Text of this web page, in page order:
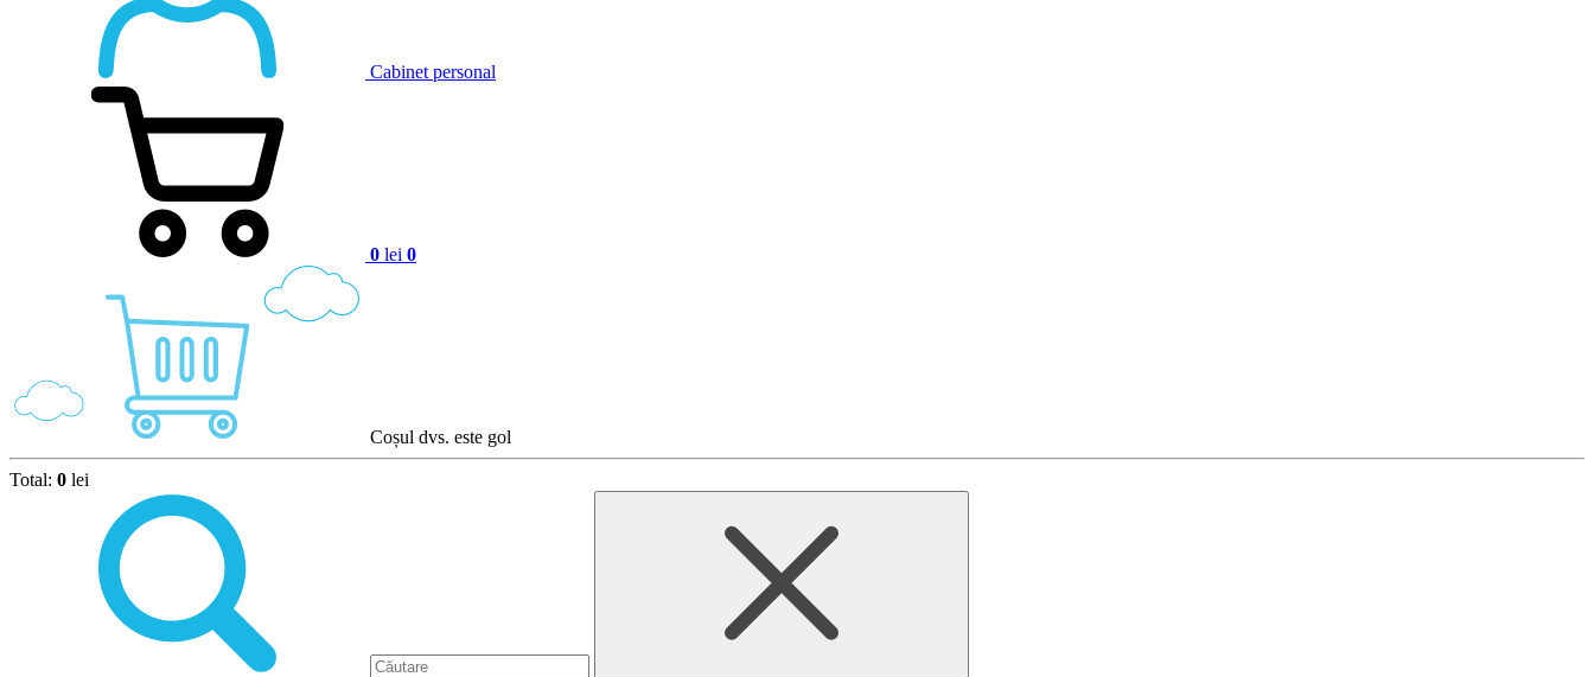
Cabinet personal
0 lei 0
Coșul dvs. este gol
Total: 0 lei